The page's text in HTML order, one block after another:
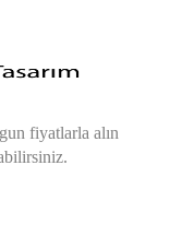
fiyatlarla alın